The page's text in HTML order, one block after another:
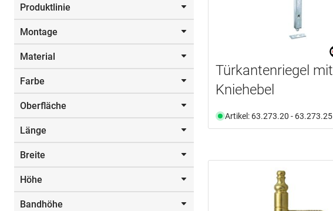
Produktlinie
EXACTA III
Montage
zum Anschrauben
Material
Messing
Stahl (4)
Farbe
Silber (1)
Oberfläche
brüniert
satiniert
vermessingt
Länge
200.0 mm
Breite
16.0 mm
Höhe
Bandhöhe
Türkantenriegel mit
Kniehebel
Artikel: 63.273.20 - 63.273.25